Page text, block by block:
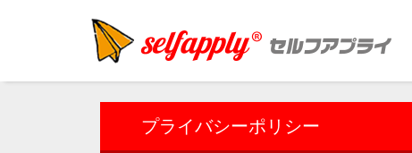
プライバシーポリシー